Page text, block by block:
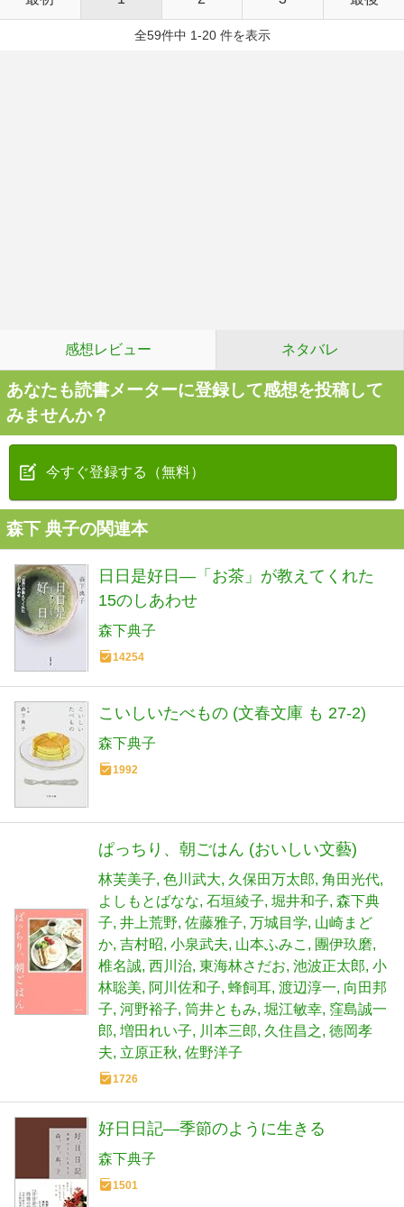
全59件中 1-20 件を表示
感想レビュー ネタバレ
あなたも読書メーターに登録して感想を投稿して
みませんか？
今すぐ登録する（無料）
森下 典子の関連本
日日是好日―「お茶」が教えてくれた
15のしあわせ
森下典子
14254
こいしいたべもの (文春文庫 も 27-2)
森下典子
1992
ぱっちり、朝ごはん (おいしい文藝)
林芙美子 色川武大 久保田万太郎 角田光代
よしもとばなな 石垣綾子 堀井和子 森下典
子 井上荒野 佐藤雅子 万城目学 山崎まど
か 吉村昭 小泉武夫 山本ふみこ
團伊玖磨
椎名誠 西川治 東海林さだお 池波正太郎 小
林聡美
阿川佐和子 蜂飼耳 渡辺淳一 向田邦
子 河野裕子 筒井ともみ 堀江敏幸 窪島誠一
郎 増田れい子 川本三郎 久住昌之 徳岡孝
夫 立原正秋 佐野洋子
1726
好日日記―季節のように生きる
森下典子
1501